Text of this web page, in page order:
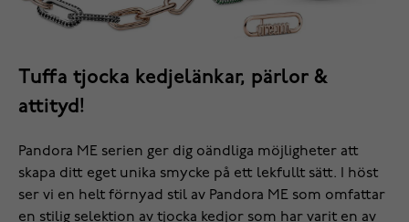
Tuffa tjocka kedjelänkar, pärlor &
attityd!
Pandora ME serien ger dig oändliga möjligheter att
skapa ditt eget unika smycke på ett lekfullt sätt. I höst
ser vi en helt förnyad stil av Pandora ME som omfattar
en stilig selektion av tjocka kedjor som har varit en av